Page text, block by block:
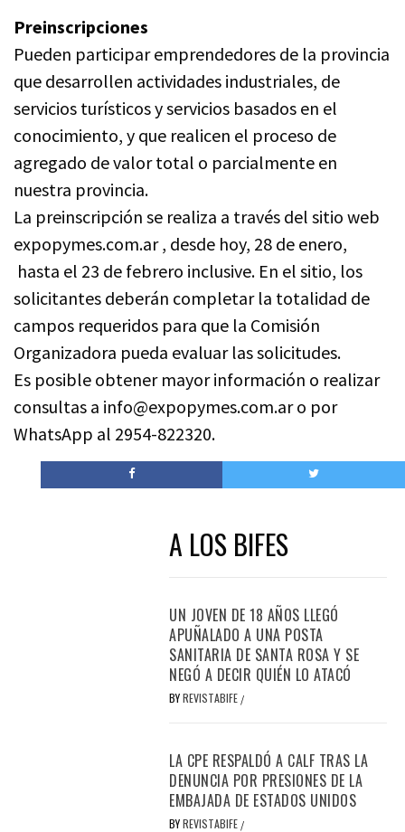
Preinscripciones
Pueden participar emprendedores de la provincia
que desarrollen actividades industriales, de
servicios turísticos y servicios basados en el
conocimiento, y que realicen el proceso de
agregado de valor total o parcialmente en
nuestra provincia.
La preinscripción se realiza a través del sitio web
expopymes.com.ar , desde hoy, 28 de enero,
hasta el 23 de febrero inclusive. En el sitio, los
solicitantes deberán completar la totalidad de
campos requeridos para que la Comisión
Organizadora pueda evaluar las solicitudes.
Es posible obtener mayor información o realizar
consultas a info@expopymes.com.ar o por
WhatsApp al 2954-822320.
A LOS BIFES
UN JOVEN DE 18 AÑOS LLEGÓ
APUÑALADO A UNA POSTA
SANITARIA DE SANTA ROSA Y SE
NEGÓ A DECIR QUIÉN LO ATACÓ
BYREVISTABIFE /
LA CPE RESPALDÓ A CALF TRAS LA
DENUNCIA POR PRESIONES DE LA
EMBAJADA DE ESTADOS UNIDOS
BYREVISTABIFE /